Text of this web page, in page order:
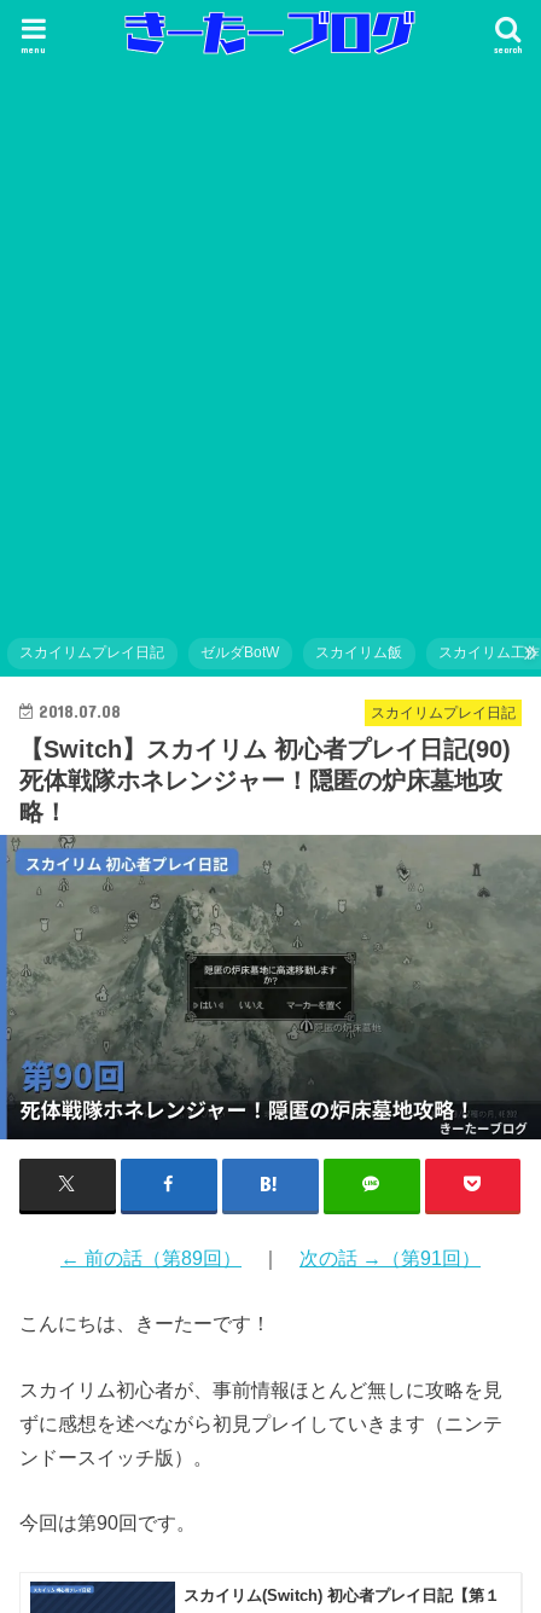
search
menu
スカイリムプレイ日記 ゼルダBotW スカイリム飯 スカイリム工作
スカイリムプレイ日記
2018.07.08
【Switch】スカイリム 初心者プレイ日記(90)
死体戦隊ホネレンジャー！隠匿の炉床墓地攻
略！
← 前の話（第89回） ｜ 次の話 →（第91回）
こんにちは、きーたーです！
スカイリム初心者が、事前情報ほとんど無しに攻略を見
ずに感想を述べながら初見プレイしていきます（ニンテ
ンドースイッチ版）。
今回は第90回です。
スカイリム(Switch) 初心者プレイ日記【第１